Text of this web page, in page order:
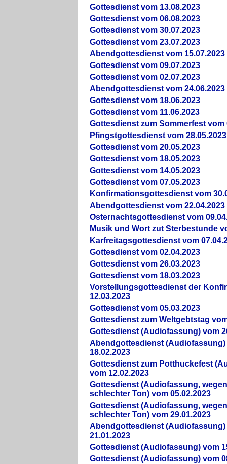
Gottesdienst vom 13.08.2023
Gottesdienst vom 06.08.2023
Gottesdienst vom 30.07.2023
Gottesdienst vom 23.07.2023
Abendgottesdienst vom 15.07.2023
Gottesdienst vom 09.07.2023
Gottesdienst vom 02.07.2023
Abendgottesdienst vom 24.06.2023
Gottesdienst vom 18.06.2023
Gottesdienst vom 11.06.2023
Gottesdienst zum Sommerfest vom
Pfingstgottesdienst vom 28.05.2023
Gottesdienst vom 20.05.2023
Gottesdienst vom 18.05.2023
Gottesdienst vom 14.05.2023
Gottesdienst vom 07.05.2023
Konfirmationsgottesdienst vom
Abendgottesdienst vom 22.04.2023
Osternachtsgottesdienst vom
Musik und Wort zut Sterbestunde
Karfreitagsgottesdienst vom
Gottesdienst vom 02.04.2023
Gottesdienst vom 26.03.2023
Gottesdienst vom 18.03.2023
Vorstellungsgottesdienst der
12.03.2023
Gottesdienst vom 05.03.2023
Gottesdienst zum Weltgebtstag
Gottesdienst (Audiofassung) vom
Abendgottesdienst (Audiofassung)
18.02.2023
Gottesdienst zum Potthuckefest
vom 12.02.2023
Gottesdienst (Audiofassung,
schlechter Ton) vom 05.02.2023
Gottesdienst (Audiofassung,
schlechter Ton) vom 29.01.2023
Abendgottesdienst (Audiofassung)
21.01.2023
Gottesdienst (Audiofassung) vom
Gottesdienst (Audiofassung) vom